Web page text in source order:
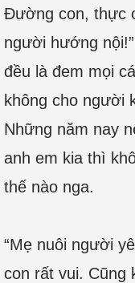
Đường con, thực
người hướng
đều là đem mọi
không cho người
Những năm nay
anh em kia thì
thế nào nga.
“Mẹ nuôi người
con rất vui. Cũng